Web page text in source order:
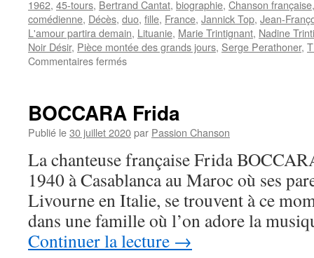
1962, 45-tours, Bertrand Cantat, biographie, Chanson française
comédienne, Décès, duo, fille, France, Jannick Top, Jean-
L'amour partira demain, Lituanie, Marie Trintignant, Nadine
Noir Désir, Pièce montée des grands jours, Serge Perathoner,
Commentaires ferméssur
BOCCARA Frida
Publié le30 juillet 2020par Passion Chanson
La chanteuse française Frida
1940 à Casablanca au Maroc où ses
Livourne en Italie, se trouvent à ce
dans une famille où l’on adore la
Continuer la lecture →